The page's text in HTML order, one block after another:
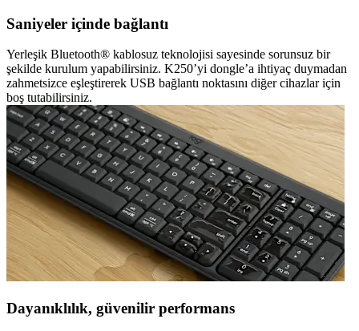
Saniyeler içinde bağlantı
Yerleşik Bluetooth® kablosuz teknolojisi sayesinde sorunsuz bir
şekilde kurulum yapabilirsiniz. K250’yi dongle’a ihtiyaç duymadan
zahmetsizce eşleştirerek USB bağlantı noktasını diğer cihazlar için
boş tutabilirsiniz.
Dayanıklılık, güvenilir performans